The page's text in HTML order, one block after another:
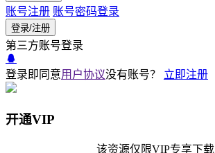
账号注册 账号密码登录
登录/注册
第三方账号登录
登录即同意用户协议没有账号？ 立即注册
开通VIP
该资源仅限VIP专享下载